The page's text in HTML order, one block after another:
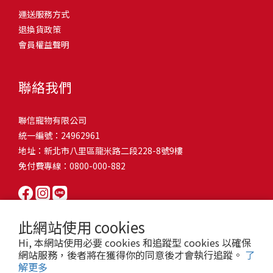
此網站使用 cookies
Hi, 本網站使用必要 cookies 和追蹤型 cookies 以確保
網站服務，後者將在獲得你的同意後才會執行追蹤。 了
解更多
和獨立能力。 幼犬訓練常見問題Q1: 幾個月大的幼犬最適合開始訓
練？A: 訓練可從幼犬到家首日開始（約8-10週大）。3-16週是社會
化黃金期，每次訓練控制在5-10分鐘內。Q2: 幼犬如廁訓練需要多久
屬啃咬玩具作替代品，發現不當啃咬時堅定說「不」，並引導至適
尿尿？A: 建立固定如廁時間表，成功時立即獎勵。限制活動範圍並
密切監督。意外發生時不責罵，使用專用除臭劑徹底清理。Q5: 幼犬
一直吠叫怎麼辦？A: 找出原因（尋求注意力、警戒、焦慮）。訓練
「安靜」指令，停止吠叫時獎勵。避免對吠叫作出反應，確保充分
向獎勵比懲罰更有效且健康。懲罰可能導致恐懼或攻擊行為，破壞
狗狗怎麼辦？A: 循序漸進社交化，從友善成犬開始。不強迫互動，
正面經驗後給予獎勵。考慮參加專業幼犬社交課程。Q8: 幼犬分離焦
慮要如何處理？A: 練習短暫分離，逐漸延長。離開和返家時保持低
調。提供能分散注意力的玩具，建立可預測的離家儀式。每隻幼犬
熱，水分流失快，腸道可能變得敏感，導致糞便變軟或拉稀。如果
換季時沒有適當調整環境，貓咪的腸胃就可能跟著「鬧脾氣」。冬
天注意保暖，提供暖墊、厚毯，避免冷風直吹。夏天補充水分，可
像是開冷氣又突然關掉，容易讓貓咪腸胃受影響。重點提醒：換季
時，記得關心貓咪的腸胃狀況，適當調整環境，幫助毛孩適應！ 貓
有血絲、異味特別重，那就要小心可能是 寄生蟲感染（如蛔蟲、鈎
蟲、球蟲）或腸胃炎、腸道疾病。這類情況會影響營養吸收，長期
下來甚至可能造成貓咪消瘦、免疫力下降。定期驅蟲（幼貓建議每
月一次，成貓每 3~6 個月一次）。觀察貓咪精神狀態，如果還伴隨
嘔吐、食慾下降，務必儘早就醫。重點提醒：如果貓咪拉肚子超過 2
天，或糞便異常，應立即帶去獸醫院檢查！ 貓咪拉肚子原因5. 情緒
壓力影響腸胃壓力不只影響人類，也會影響貓咪的腸胃！過度緊
張、焦慮、驚嚇（如煙火聲、大聲喧嘩），都可能讓貓咪拉肚子。
尤其是個性敏感的貓咪，對變化的適應力比較低，壓力一大，腸胃
就先「罷工」。減少壓力來源，盡量讓貓咪的作息固定。給貓咪陪
活中輕鬆改善看到滿屋子的貓毛是不是很抓狂？別擔心！其實只要
透過一些簡單的日常照護方式，就能有效減少貓咪掉毛情況。從梳
毛、洗澡到增加互動和營養調整，這些小撇步不僅能幫助貓咪維持
行動吧！ 預防貓掉毛方法1：勤勞梳毛養貓必備神器就是各種梳子
啦！勤勞梳毛是最直接有效的掉毛控制方法。定期梳理可以幫貓咪
髮打結和皮膚問題。建議週期：短毛貓每週梳1-2次，長毛貓則建議
2-3天梳一次。挑選合適的梳具也很重要，可以準備橡膠刷、鬃毛刷
或專用脫毛梳，依照毛質選擇。記得將梳毛變成愉快的日常儀式，
不僅能增加你們的互動時間，也讓貓咪享受被梳理的舒適感！預防
貓掉毛方法2：定期洗澡「貓咪會自己清潔，不需要洗澡」這個想法
其實不完全正確哦！適當的洗澡能幫助貓咪清除死毛和皮屑，減少
澡頻率不宜過高，一般室內貓咪1-3個月洗一次就足夠，過度洗澡反
而會造成皮膚乾燥。選擇專為貓咪設計的溫和洗毛精，洗後一定要
完全吹乾，避免濕毛造成皮膚問題。如果貓咪特別害怕洗澡，可以
的紙箱。建議一開始可以購買單價較低的入門款，觀察一下貓咪的
使用狀況，再考慮購買「豪宅」！ 項目費用用品貓碗$300貓窩
$500貓跳台$1,500貓砂盆$500貓抓板$300外出籠$1,000一次性養貓
咪是非常需要安全感的動物，可以準備一個專屬他的「寶座」，當
花費3：貓跳台貓咪雖然不需要外出進行放電，但在家中還是需要擺
放高度適合的貓跳台提供貓咪玩耍，貓跳台與貓窩相同，能給予貓
咪對於環境的安全感。一次性養貓用品相關花費4：貓砂盆貓咪排泄
用品，可選擇合適貓咪體型大小，不宜過小。一次性養貓用品相關
想，需要準備一個能夠讓牠們放肆磨爪的貓抓板。一次性養貓用品
時，外出籠就非常重要，平常也可以適度讓貓咪適應外出籠，避免
緊急情況時，貓咪過度抗拒。總結來說貓咪在健康及用品的一次性
費用大約落在 $ 7900~ $ 11600不等。雖說金額看起來不少，但以上
運送服務方式
退換貨政策
會員權益聲明
聯絡我們
聯信寵物有限公司
統一編號：24962961
地址：新北市八里區龍米路二段228-8號9樓
免付費專線：0800-000-882